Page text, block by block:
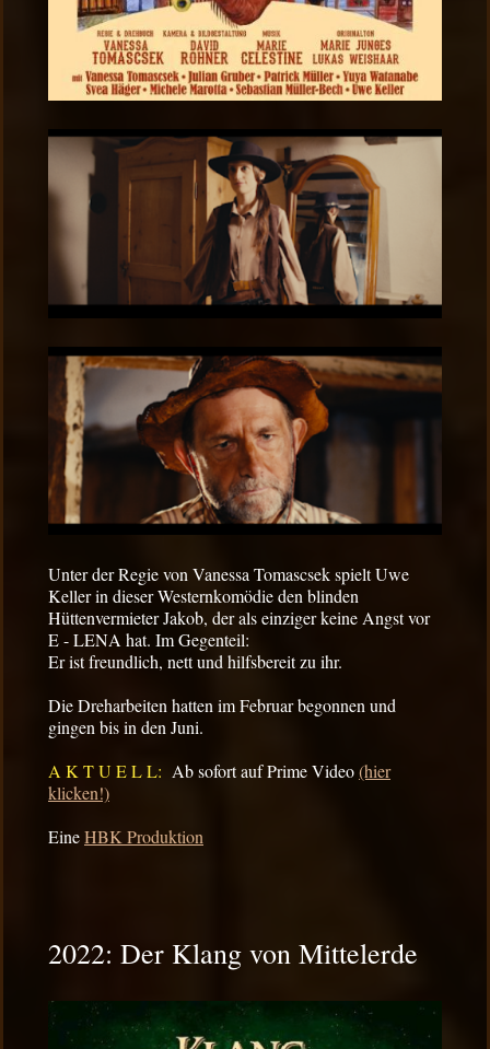
Unter der Regie von Vanessa Tomascsek spielt Uwe
Keller in dieser Westernkomödie den blinden
Hüttenvermieter Jakob, der als einziger keine Angst vor
E - LENA hat. Im Gegenteil:
Er ist freundlich, nett und hilfsbereit zu ihr.
Die Dreharbeiten hatten im Februar begonnen und
gingen bis in den Juni.
A K T U E L L: Ab sofort auf Prime Video(hier
klicken!)
EineHBK Produktion
2022: Der Klang von Mittelerde